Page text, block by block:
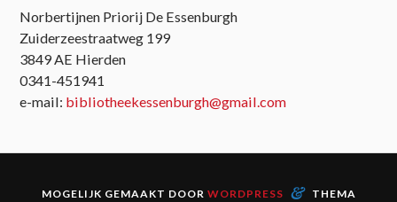
Norbertijnen Priorij De Essenburgh
Zuiderzeestraatweg 199
3849 AE Hierden
0341-451941
e-mail: bibliotheekessenburgh@gmail.com
MOGELIJK GEMAAKT DOOR WORDPRESS & THEMA